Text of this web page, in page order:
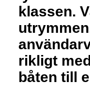
klassen.
rikligt
båten till